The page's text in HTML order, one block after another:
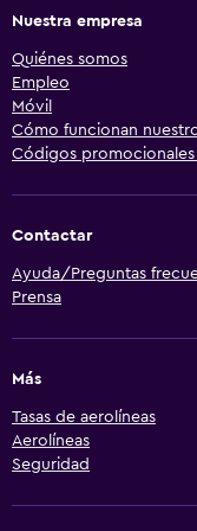
Nuestra empresa
Quiénes somos
Empleo
Móvil
Cómo funcionan
Códigos
Contactar
Ayuda/Preguntas
Prensa
Más
Tasas de aerolíneas
Aerolíneas
Seguridad